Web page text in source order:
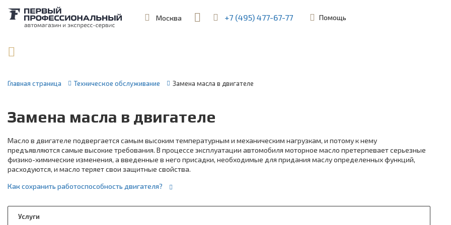
Москва ул. Шереметьевская, 45Б
+7 (495) 477-67-77 Помощь
Главная страница Техническое обслуживание Замена масла в двигателе
Замена масла в двигателе
Масло в двигателе подвергается самым высоким температурным и механическим нагрузкам, и потому к нему
предъявляются самые высокие требования. В процессе эксплуатации автомобиля моторное масло претерпевает серьезные
физико-химические изменения, а введенные в него присадки, необходимые для придания маслу определенных функций,
расходуются, и масло теряет свои защитные свойства.
Как сохранить работоспособность двигателя?
Услуги